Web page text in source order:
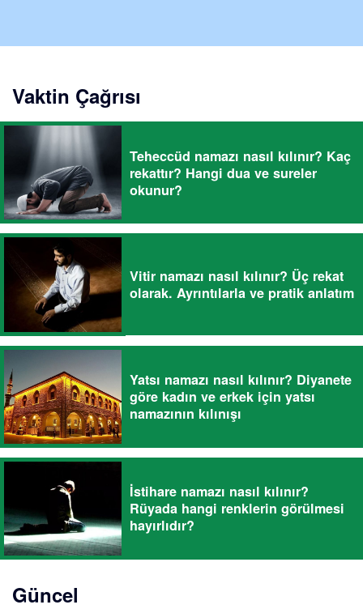
Vaktin Çağrısı
Teheccüd namazı nasıl kılınır? Kaç
rekattır? Hangi dua ve sureler
okunur?
Vitir namazı nasıl kılınır? Üç rekat
olarak. Ayrıntılarla ve pratik anlatım
Yatsı namazı nasıl kılınır? Diyanete
göre kadın ve erkek için yatsı
namazının kılınışı
İstihare namazı nasıl kılınır?
Rüyada hangi renklerin görülmesi
hayırlıdır?
Güncel